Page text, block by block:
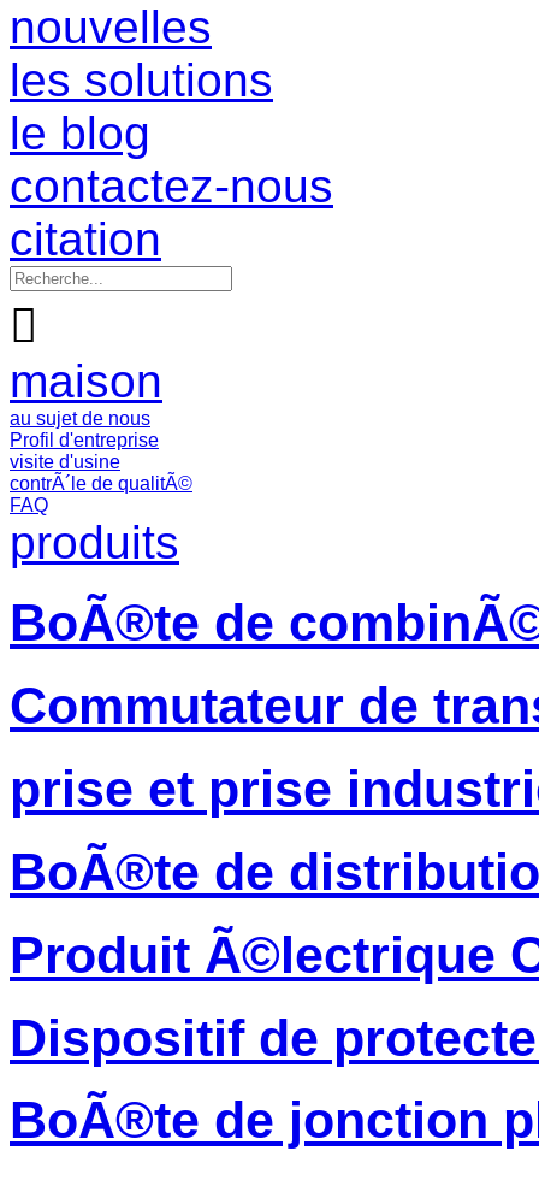
nouvelles
les solutions
le blog
contactez-nous
citation

maison
au sujet de nous
Profil d'entreprise
visite d'usine
contrÃ´le de qualitÃ©
FAQ
produits
BoÃ®te de
Commutateur de
prise et prise
BoÃ®te de
Produit Ã©lectrique
Dispositif de
BoÃ®te de jonction